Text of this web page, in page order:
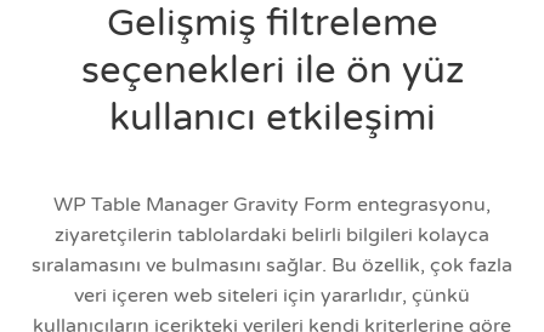
Gelişmiş filtreleme
seçenekleri ile ön yüz
kullanıcı etkileşimi
WP Table Manager Gravity Form entegrasyonu,
ziyaretçilerin tablolardaki belirli bilgileri kolayca
sıralamasını ve bulmasını sağlar. Bu özellik, çok fazla
veri içeren web siteleri için yararlıdır, çünkü
kullanıcıların içerikteki verileri kendi kriterlerine göre